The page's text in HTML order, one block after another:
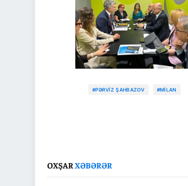
#PƏRVIZ ŞAHBAZOV #MILAN
OXŞARXƏBƏRƏR